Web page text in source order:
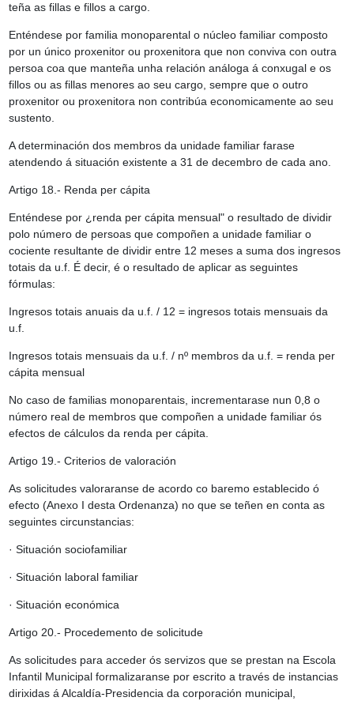
teña as fillas e fillos a cargo.
Enténdese por familia monoparental o núcleo familiar composto
por un único proxenitor ou proxenitora que non conviva con outra
persoa coa que manteña unha relación análoga á conxugal e os
fillos ou as fillas menores ao seu cargo, sempre que o outro
proxenitor ou proxenitora non contribúa economicamente ao seu
sustento.
A determinación dos membros da unidade familiar farase
atendendo á situación existente a 31 de decembro de cada ano.
Artigo 18.- Renda per cápita
Enténdese por ¿renda per cápita mensual" o resultado de dividir
polo número de persoas que compoñen a unidade familiar o
cociente resultante de dividir entre 12 meses a suma dos ingresos
totais da u.f. É decir, é o resultado de aplicar as seguintes
fórmulas:
Ingresos totais anuais da u.f. / 12 = ingresos totais mensuais da
u.f.
Ingresos totais mensuais da u.f. / nº membros da u.f. = renda per
cápita mensual
No caso de familias monoparentais, incrementarase nun 0,8 o
número real de membros que compoñen a unidade familiar ós
efectos de cálculos da renda per cápita.
Artigo 19.- Criterios de valoración
As solicitudes valoraranse de acordo co baremo establecido ó
efecto (Anexo I desta Ordenanza) no que se teñen en conta as
seguintes circunstancias:
· Situación sociofamiliar
· Situación laboral familiar
· Situación económica
Artigo 20.- Procedemento de solicitude
As solicitudes para acceder ós servizos que se prestan na Escola
Infantil Municipal formalizaranse por escrito a través de instancias
dirixidas á Alcaldía-Presidencia da corporación municipal,